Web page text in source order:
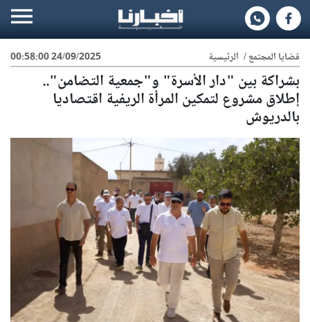
24/09/2025 00:58:00 قضايا المجتمع/ الرئيسية
بشراكة بين "دار الأسرة" و"جمعية التضامن"..
إطلاق مشروع لتمكين المرأة الريفية اقتصاديا
بالدريوش